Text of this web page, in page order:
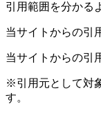
引用範囲を分かる
当サイトからの引
当サイトからの引
※引用元として対
す。